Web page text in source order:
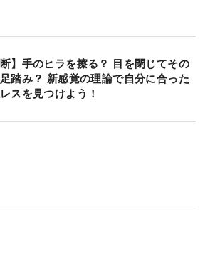
断】手のヒラを擦る？ 目を閉じてその
踏み？ 新感覚の理論で自分に合った
スを見つけよう！